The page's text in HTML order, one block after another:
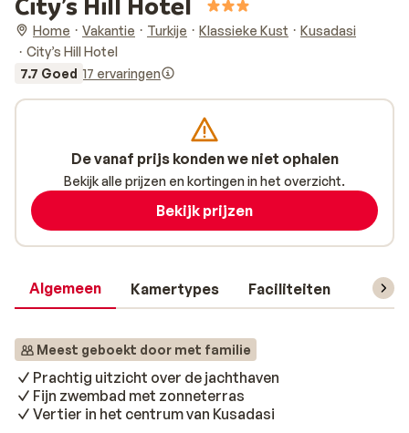
Home Vakantie Turkije Klassieke Kust
Kusadasi
City’s Hill Hotel
7.7 Goed 17 ervaringen
Algemeen Kamertypes Faciliteiten
Meest geboekt door met familie
Prachtig uitzicht over de jachthaven
Fijn zwembad met zonneterras
Vertier in het centrum van Kusadasi
De vanaf prijs konden we niet ophalen
Bekijk alle prijzen en kortingen in het overzicht.
Bekijk prijzen